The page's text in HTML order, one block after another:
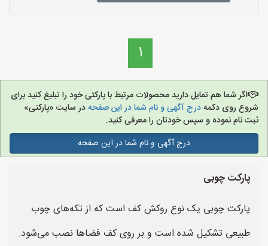
1
اگر شما هم تمایل دارید محصولات مرتبط با پارکتی خود را تبلیغ کنید برای
شروع روی دکمهدرج آگهی و نام شما در این صفحهدر سایت «پارکتی»
ثبت نام نموده و سپس خودتان را معرفی کنید.
درج آگهی و نام شما در این صفحه
پارکت چوبی
پارکت چوبی یک نوع روکش کف است که از تکه‌های چوب
طبیعی تشکیل شده است و بر روی کف فضاها نصب می‌شود.